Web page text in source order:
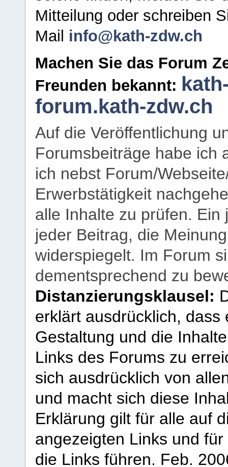
Mitteilung oder schreiben
Mail info@kath-zdw.ch
Machen Sie das Forum
Freunden bekannt:
forum.kath-zdw.ch
Auf die Veröffentlichung
Forumsbeiträge habe ich
ich nebst Forum/
Erwerbstätigkeit
alle Inhalte zu prüfen.
jeder Beitrag, die
widerspiegelt. Im Forum
dementsprechend zu
Distanzierungsklausel:
erklärt ausdrücklich,
Gestaltung und die
Links des Forums zu
sich ausdrücklich von
und macht sich diese
Erklärung gilt für alle auf
angezeigten Links und
die Links führen. Feb.